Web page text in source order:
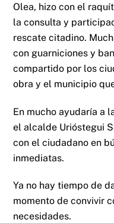
Olea, hizo con el
la consulta y
rescate citadino.
con guarniciones y
compartido por los
obra y el municipio
En mucho ayudaría a
el alcalde Urióstegui
con el ciudadano en
inmediatas.
Ya no hay tiempo de
momento de convivir
necesidades.